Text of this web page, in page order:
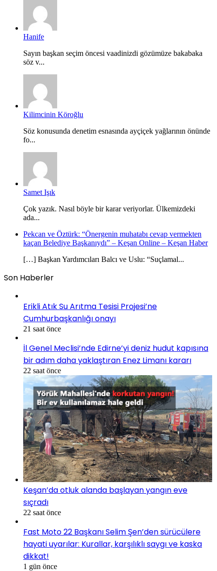
Hanife
Sayın başkan seçim öncesi vaadinizdi gözümüze bakabaka
söz v...
Kilimcinin Köroğlu
Söz konusunda denetim esnasında ayçiçek yağlarının önünde
fo...
Samet Işık
Çok yazık. Nasıl böyle bir karar veriyorlar. Ülkemizdeki
ada...
Pekcan ve Öztürk: “Önergenin muhatabı cevap vermekten
kaçan Belediye Başkanıydı” – Keşan Online – Keşan Haber
[…] Başkan Yardımcıları Balcı ve Uslu: “Suçlamal...
Son Haberler
Erikli Atık Su Arıtma Tesisi Projesi’ne
Cumhurbaşkanlığı onayı
21 saat önce
İl Genel Meclisi’nde Edirne’yi deniz hudut kapısına
bir adım daha yaklaştıran Enez Limanı kararı
22 saat önce
Keşan’da otluk alanda başlayan yangın eve
sıçradı
22 saat önce
Fast Moto 22 Başkanı Selim Şen’den sürücülere
hayati uyarılar: Kurallar, karşılıklı saygı ve kaska
dikkat!
1 gün önce